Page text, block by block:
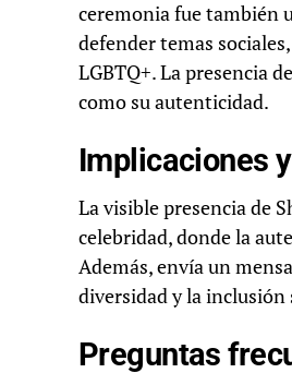
ceremonia fue también
defender temas
LGBTQ+. La presencia
como su autenticidad.
Implicaciones
La visible presencia de
celebridad, donde la
Además, envía un
diversidad y la inclusión
Preguntas